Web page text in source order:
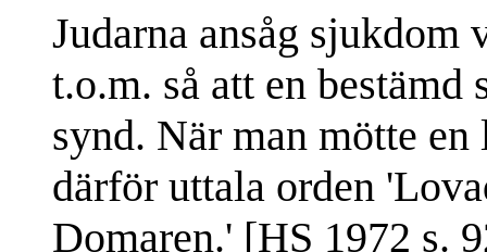
Judarna ansåg sjukdom
t.o.m. så att en
synd. När man mötte
därför uttala orden
Domaren.' [HS 1972 s.